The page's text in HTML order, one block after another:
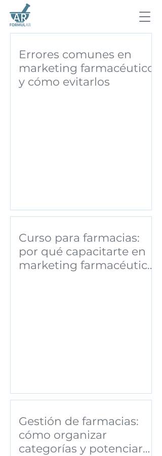
Errores comunes en
marketing farmacéutico
y cómo evitarlos
Curso para farmacias:
por qué capacitarte en
marketing farmacéutico
Gestión de farmacias:
cómo organizar
categorías y potenciar